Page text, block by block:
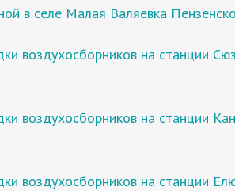
в селе Малая Валяевка
воздухосборников на станции
воздухосборников на станции
воздухосборников на станции